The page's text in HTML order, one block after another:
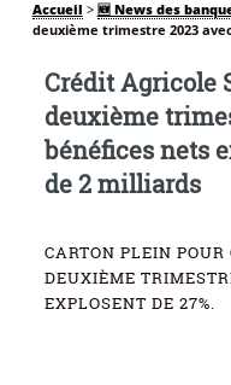
Accueil > 🆕 News des
deuxième trimestre 2023
Crédit Agricole
deuxième
bénéfices nets
de 2 milliards
CARTON PLEIN
DEUXIÈME
EXPLOSENT DE 27%.